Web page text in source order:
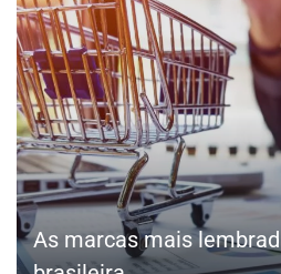
As marcas mais